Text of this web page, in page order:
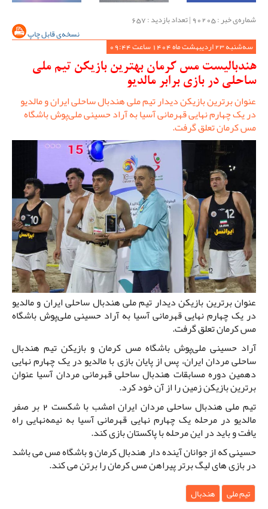
شماره‌ی خبر : ‌90205 | تعداد بازدید : 657
نسخه‌ی قابل چاپ
سه‌شنبه 23 اردیبهشت ماه 1404 ساعت 09:44
هندبالیست مس کرمان بهترین بازیکن تیم ملی
ساحلی در بازی برابر مالدیو
عنوان برترین بازیکن دیدار تیم ملی هندبال ساحلی ایران و مالدیو
در یک چهارم نهایی قهرمانی آسیا به آراد حسینی ملی‌پوش باشگاه
مس کرمان تعلق گرفت.
عنوان برترین بازیکن دیدار تیم ملی هندبال ساحلی ایران و مالدیو
در یک چهارم نهایی قهرمانی آسیا به آراد حسینی ملی‌پوش باشگاه
مس کرمان تعلق گرفت.
آراد حسینی ملی‌پوش باشگاه مس کرمان و بازیکن تیم هندبال
ساحلی مردان ایران، پس از پایان بازی با مالدیو در یک چهارم نهایی
دهمین دوره مسابقات هندبال ساحلی قهرمانی مردان آسیا عنوان
برترین بازیکن زمین را از آن خود کرد.
تیم ملی هندبال ساحلی مردان ایران امشب با شکست 2 بر صفر
مالدیو در مرحله یک چهارم نهایی قهرمانی آسیا به نیمه‌نهایی راه
یافت و باید در این مرحله با پاکستان بازی کند.
حسینی که از جوانان آینده دار هندبال کرمان و باشگاه مس می باشد
در بازی های لیگ برتر پیراهن مس کرمان را برتن می کند.
تیم ملی هندبال